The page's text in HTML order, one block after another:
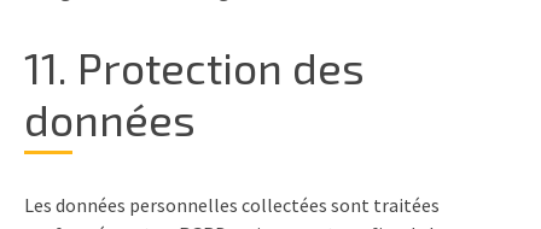
11. Protection des
données
Les données personnelles collectées sont traitées